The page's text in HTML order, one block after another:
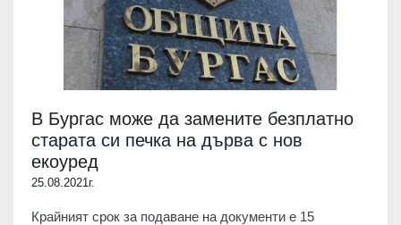
В Бургас може да замените безплатно
старата си печка на дърва с нов
екоуред
25.08.2021г.
Крайният срок за подаване на документи е 15